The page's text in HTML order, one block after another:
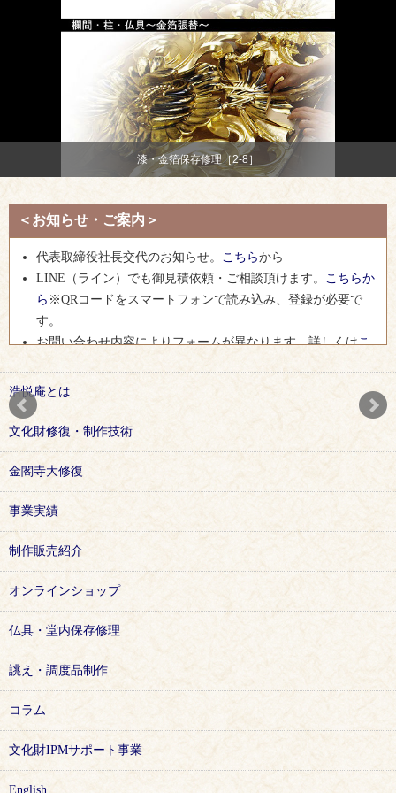
漆・金箔保存修理［2-8］
＜お知らせ・ご案内＞
代表取締役社長交代のお知らせ。 こちらから
LINE（ライン）でも御見積依頼・ご相談頂けます。 こちらか
ら ※QRコードをスマートフォンで読み込み、登録が必要で
す。
お問い合わせ内容によりフォームが異なります。詳しくはこ
ご来店時には、感染リスク低減のためマスクの着用をお願い
します。
ご来店予約はこちら
浩悦庵とは
文化財修復・制作技術
金閣寺大修復
事業実績
制作販売紹介
オンラインショップ
仏具・堂内保存修理
誂え・調度品制作
コラム
文化財IPMサポート事業
English